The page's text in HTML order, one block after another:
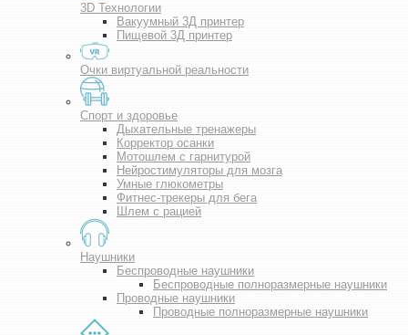
3D Технологии
Вакуумный 3Д принтер
Пищевой 3Д принтер
Очки виртуальной реальности
Спорт и здоровье
Дыхательные тренажеры
Корректор осанки
Мотошлем с гарнитурой
Нейростимуляторы для мозга
Умные глюкометры
Фитнес-трекеры для бега
Шлем с рацией
Наушники
Беспроводные наушники
Беспроводные полноразмерные наушники
Проводные наушники
Проводные полноразмерные наушники